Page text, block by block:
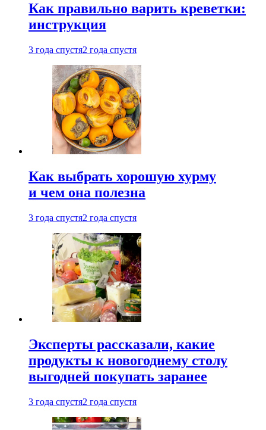
Как правильно варить креветки:
инструкция
3 года спустя2 года спустя
Как выбрать хорошую хурму
и чем она полезна
3 года спустя2 года спустя
Эксперты рассказали, какие
продукты к новогоднему столу
выгодней покупать заранее
3 года спустя2 года спустя